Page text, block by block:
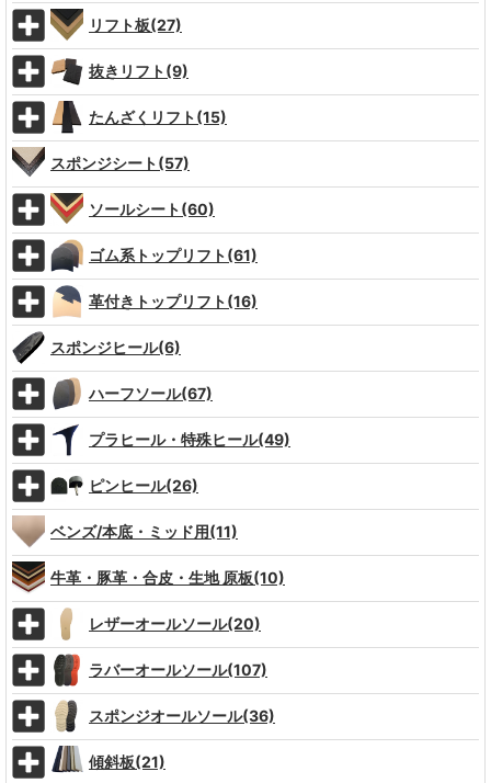
リフト板(27)
抜きリフト(9)
たんざくリフト(15)
スポンジシート(57)
ソールシート(60)
ゴム系トップリフト(61)
革付きトップリフト(16)
スポンジヒール(6)
ハーフソール(67)
プラヒール・特殊ヒール(49)
ピンヒール(26)
ベンズ/本底・ミッド用(11)
牛革・豚革・合皮・生地 原板(10)
レザーオールソール(20)
ラバーオールソール(107)
スポンジオールソール(36)
傾斜板(21)